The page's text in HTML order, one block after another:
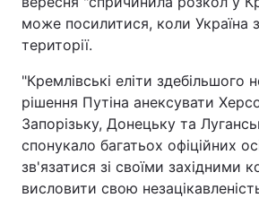
може посилитися, коли Україна
території.
"Кремлівські еліти здебільшого
рішення Путіна анексувати
Запорізьку, Донецьку та
спонукало багатьох офіційних
зв'язатися зі своїми західними
висловити свою